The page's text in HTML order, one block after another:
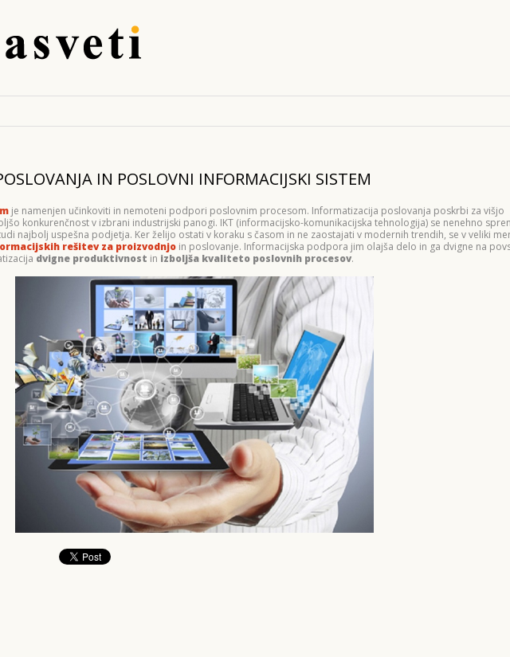
IN POSLOVNI INFORMACIJSKI SISTEM
je namenjen učinkoviti in nemoteni podpori poslovnim procesom. Informatizacija poslovanja poskrbi za višjo
konkurenčnost v izbrani industrijski panogi. IKT (informacijsko-komunikacijska tehnologija) se nenehno
najbolj uspešna podjetja. Ker želijo ostati v koraku s časom in ne zaostajati v modernih trendih, se v veliki
rešitev za proizvodnjo in poslovanje. Informacijska podpora jim olajša delo in ga dvigne na
dvigne produktivnost in izboljša kvaliteto poslovnih procesov.